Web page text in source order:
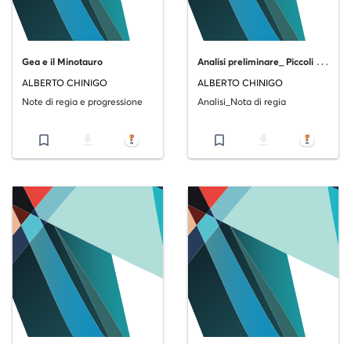
Gea e il Minotauro
ALBERTO CHINIGO
Note di regia e progressione
bookmark_border
A
nalisi preliminare_ Piccoli crimini condominiali
ALBERTO CHINIGO
Analisi_Nota di regia
bookmark_border